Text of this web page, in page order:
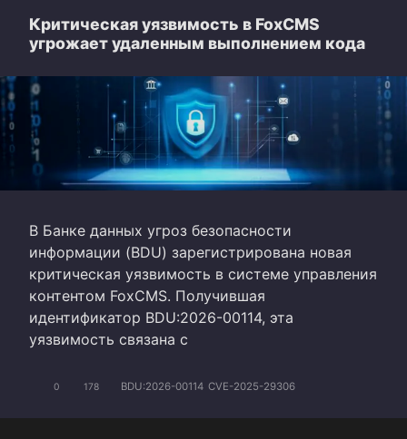
Критическая уязвимость в FoxCMS
угрожает удаленным выполнением кода
В Банке данных угроз безопасности
информации (BDU) зарегистрирована новая
критическая уязвимость в системе управления
контентом FoxCMS. Получившая
идентификатор BDU:2026-00114, эта
уязвимость связана с
0 178 BDU:2026-00114 CVE-2025-29306